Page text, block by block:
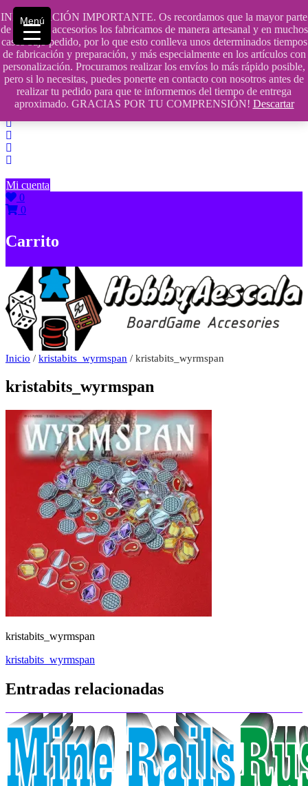
INFORMACIÓN IMPORTANTE. Os recordamos que la mayor parte
de nuestros accesorios los fabricamos de manera artesanal y en muchos
casos bajo pedido, por lo que esto conlleva unos determinados tiempos
de fabricación y preparación, y más especialmente en los artículos con
personalización. Procuramos realizar los envíos lo más rápido posible,
pero si lo necesitas, puedes ponerte en contacto con nosotros antes de
realizar tu pedido para que te informemos del tiempo de entrega
aproximado. GRACIAS POR TU COMPRENSIÓN! Descartar
Saltar
contenido
609241475 SOLO DE 10:00 a 14:00
info@hobbyaescala.com
San Fernando de Henares
10:00 - 14:00
Mi cuenta
0
0
Carrito
Inicio / kristabits_wyrmspan / kristabits_wyrmspan
kristabits_wyrmspan
kristabits_wyrmspan
Navegación
de
entradas
kristabits_wyrmspan
Entradas relacionadas
Menú